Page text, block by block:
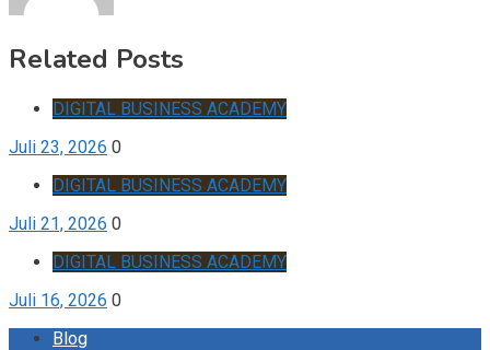
Related Posts
DIGITAL BUSINESS ACADEMY
Juli 23, 2026 0
DIGITAL BUSINESS ACADEMY
Juli 21, 2026 0
DIGITAL BUSINESS ACADEMY
Juli 16, 2026 0
Blog